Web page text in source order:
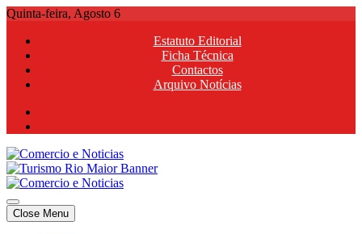
Skip
content
Quinta-feira, Agosto 6
Estatuto Editorial
Ficha Técnica
Contactos
Arquivo Notícias
Comercio e Noticias
Notícias e Publicidade Online
Comercio e Noticias
Notícias e Publicidade Online
Close Menu